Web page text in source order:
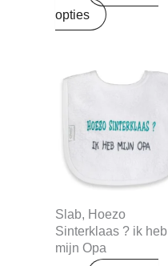
opties
Slab, Hoezo
Sinterklaas ? ik heb
mijn Opa